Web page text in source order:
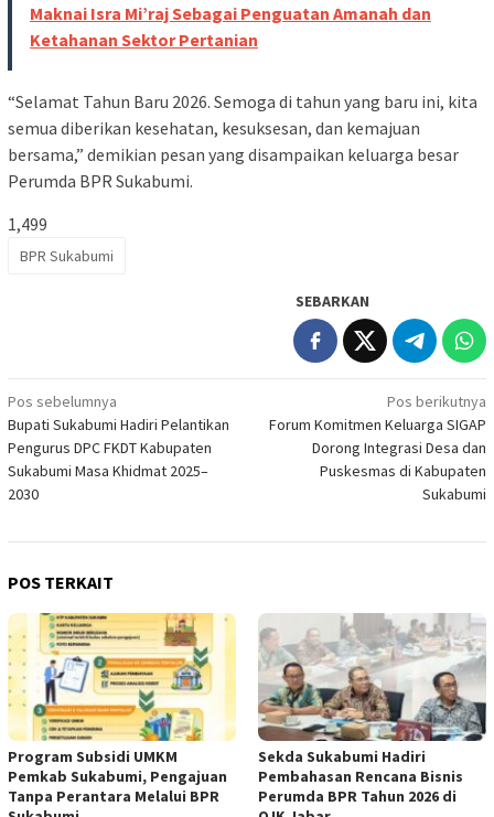
Maknai Isra Mi’raj Sebagai Penguatan Amanah dan
Ketahanan Sektor Pertanian
“Selamat Tahun Baru 2026. Semoga di tahun yang baru ini, kita
semua diberikan kesehatan, kesuksesan, dan kemajuan
bersama,” demikian pesan yang disampaikan keluarga besar
Perumda BPR Sukabumi.
1,499
BPR Sukabumi
SEBARKAN
Navigasi
pos
Pos sebelumnya
Bupati Sukabumi Hadiri Pelantikan
Pengurus DPC FKDT Kabupaten
Sukabumi Masa Khidmat 2025–
2030
Pos berikutnya
Forum Komitmen Keluarga SIGAP
Dorong Integrasi Desa dan
Puskesmas di Kabupaten
Sukabumi
POS TERKAIT
Program Subsidi UMKM
Pemkab Sukabumi, Pengajuan
Tanpa Perantara Melalui BPR
Sekda Sukabumi Hadiri
Pembahasan Rencana Bisnis
Perumda BPR Tahun 2026 di